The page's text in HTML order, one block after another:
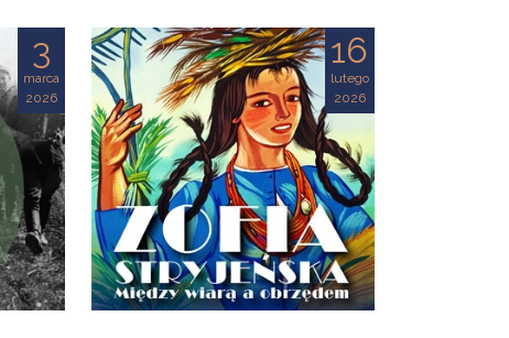
3
marca
2026
16
lutego
2026